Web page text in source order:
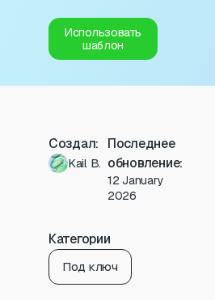
Использовать
шаблон
Создал:
Kail B.
Последнее
обновление:
12 January
2026
Категории
Под ключ